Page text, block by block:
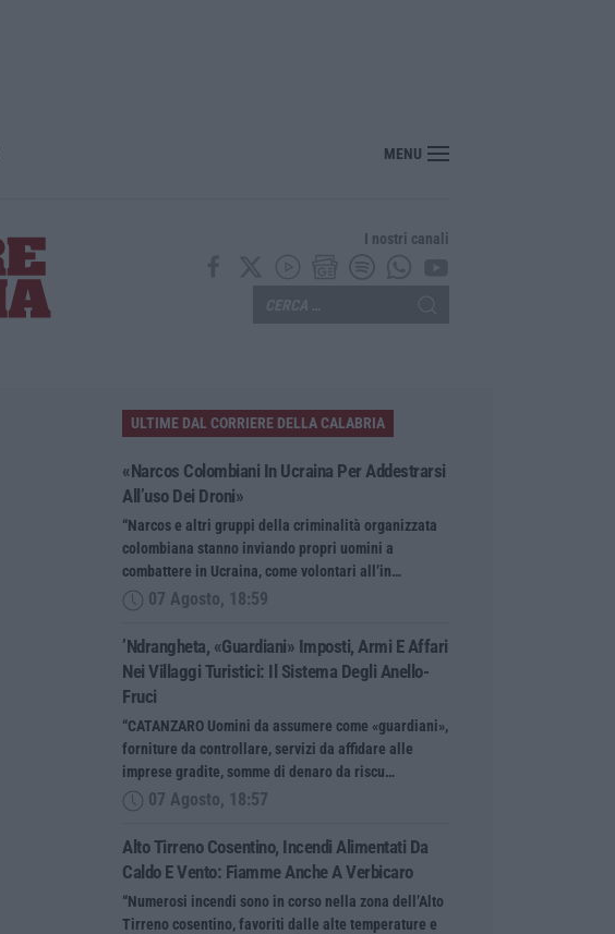
Alto Tirreno cosentino, incendi alimentati da caldo e vento: fiamme anche a Verbicaro
MENU
I nostri canali
ULTIME DAL CORRIERE DELLA CALABRIA
«Narcos Colombiani In Ucraina Per Addestrarsi
All’uso Dei Droni»
“Narcos e altri gruppi della criminalità organizzata
colombiana stanno inviando propri uomini a
combattere in Ucraina, come volontari all’in…
07 Agosto, 18:59
’Ndrangheta, «guardiani» Imposti, Armi E Affari
Nei Villaggi Turistici: Il Sistema Degli Anello-
Fruci
“CATANZARO Uomini da assumere come «guardiani»,
forniture da controllare, servizi da affidare alle
imprese gradite, somme di denaro da riscu…
07 Agosto, 18:57
Alto Tirreno Cosentino, Incendi Alimentati Da
Caldo E Vento: Fiamme Anche A Verbicaro
“Numerosi incendi sono in corso nella zona dell’Alto
Tirreno cosentino, favoriti dalle alte temperature e